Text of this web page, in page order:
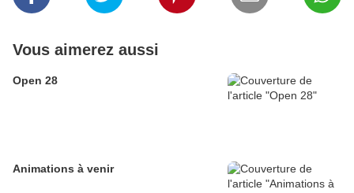
Vous aimerez aussi
Open 28
Animations à venir